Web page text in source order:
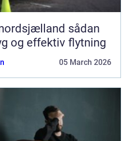
sådan
og effektiv flytning
05 March 2026